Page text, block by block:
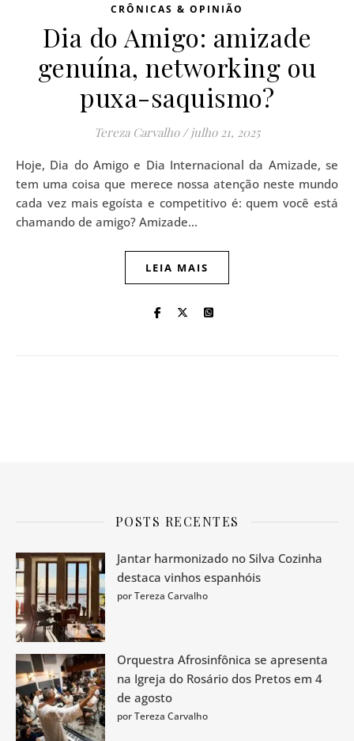
CRÔNICAS & OPINIÃO
Dia do Amigo: amizade
genuína, networking ou
puxa-saquismo?
Tereza Carvalho / julho 21, 2025
Hoje, Dia do Amigo e Dia Internacional da Amizade, se
tem uma coisa que merece nossa atenção neste mundo
cada vez mais egoísta e competitivo é: quem você está
chamando de amigo? Amizade…
LEIA MAIS
POSTS RECENTES
Jantar harmonizado no Silva Cozinha
destaca vinhos espanhóis
por Tereza Carvalho
Orquestra Afrosinfônica se apresenta
na Igreja do Rosário dos Pretos em 4
de agosto
por Tereza Carvalho